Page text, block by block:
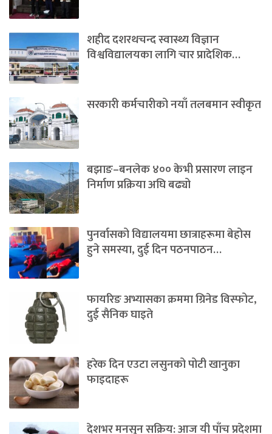
शहीद दशरथचन्द स्वास्थ्य विज्ञान
विश्वविद्यालयका लागि चार प्रादेशिक…
सरकारी कर्मचारीको नयाँ तलबमान स्वीकृत
बझाङ–बनलेक ४०० केभी प्रसारण लाइन
निर्माण प्रक्रिया अघि बढ्यो
पुनर्वासको विद्यालयमा छात्राहरूमा बेहोस
हुने समस्या, दुई दिन पठनपाठन…
फायरिङ अभ्यासका क्रममा ग्रिनेड विस्फोट,
दुई सैनिक घाइते
हरेक दिन एउटा लसुनको पोटी खानुका
फाइदाहरू
देशभर मनसुन सक्रिय: आज यी पाँच प्रदेशमा